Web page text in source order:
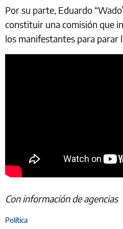
Por su parte, Eduardo
constituir una comisión que
los manifestantes para parar
Con información de agencias
Política